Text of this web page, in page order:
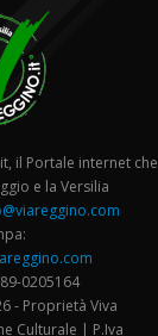
il Portale internet che
e la Versilia
0205164
- Proprietà Viva
Culturale | P.Iva